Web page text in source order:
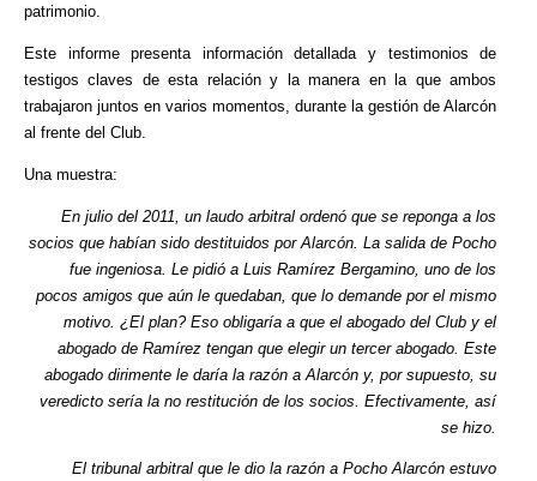
patrimonio.
Este informe presenta información detallada y testimonios de
testigos claves de esta relación y la manera en la que ambos
trabajaron juntos en varios momentos, durante la gestión de Alarcón
al frente del Club.
Una muestra:
En julio del 2011, un laudo arbitral ordenó que se reponga a los
socios que habían sido destituidos por Alarcón. La salida de Pocho
fue ingeniosa. Le pidió a Luis Ramírez Bergamino, uno de los
pocos amigos que aún le quedaban, que lo demande por el mismo
motivo. ¿El plan? Eso obligaría a que el abogado del Club y el
abogado de Ramírez tengan que elegir un tercer abogado. Este
abogado dirimente le daría la razón a Alarcón y, por supuesto, su
veredicto sería la no restitución de los socios. Efectivamente, así
se hizo.
El tribunal arbitral que le dio la razón a Pocho Alarcón estuvo